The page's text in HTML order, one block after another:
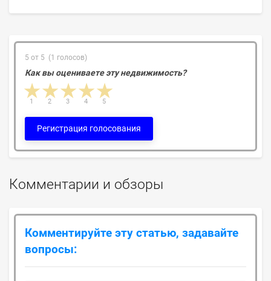
5 от 5 (1 голосов)
Как вы оцениваете эту недвижимость?
4 stars
3 stars
2 stars
1 star 5
4
3
2
1
Регистрация голосования
Комментарии и обзоры
Комментируйте эту статью, задавайте
вопросы: